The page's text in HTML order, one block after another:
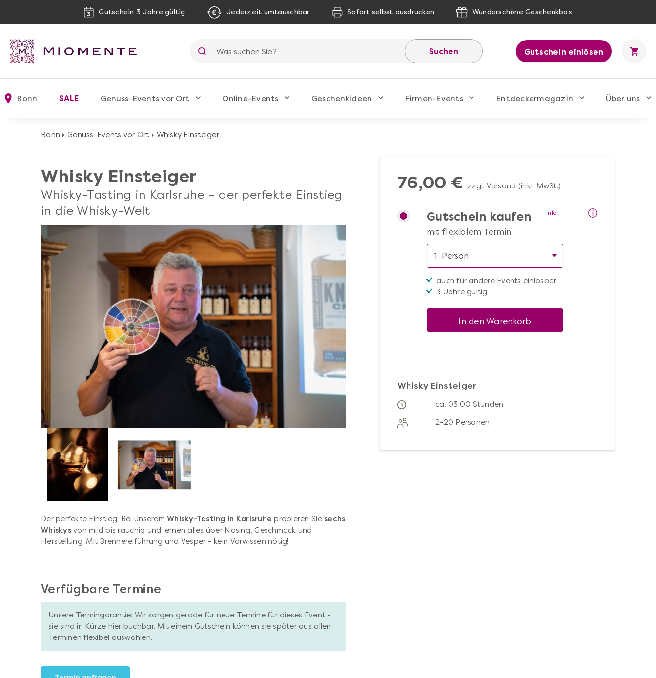
Gutschein 3 Jahre gültig Jederzeit umtauschbar Sofort selbst ausdrucken Wunderschöne Geschenkbox
Suchen Gutschein einlösen
Bonn SALE Genuss-Events vor Ort Online-Events Geschenkideen Firmen-Events Entdeckermagazin Über uns
Bonn Genuss-Events vor Ort Whisky Einsteiger
Whisky Einsteiger
Whisky-Tasting in Karlsruhe – der perfekte Einstieg
in die Whisky-Welt
Der perfekte Einstieg: Bei unseremWhisky-Tasting in Karlsruhe probieren Sie sechs
Whiskysvon mild bis rauchig und lernen alles über Nosing, Geschmack und
Herstellung. Mit Brennereiführung und Vesper – kein Vorwissen nötig!
Verfügbare Termine
Unsere Termingarantie: Wir sorgen gerade für neue Termine für dieses Event -
sie sind in Kürze hier buchbar. Mit einem Gutschein können sie später aus allen
Terminen flexibel auswählen.
76,00 € zzgl. Versand (inkl. MwSt.)
Gutschein kaufen
mit flexiblem Termin
auch für andere Events einlösbar
3 Jahre gültig
In den Warenkorb
Info
Whisky Einsteiger
ca. 03:00 Stunden
2-20 Personen